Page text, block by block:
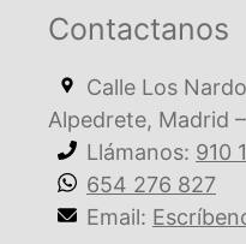
Contactanos
Calle Los
Alpedrete, Madrid
Llámanos: 910
654 276 827
Email: